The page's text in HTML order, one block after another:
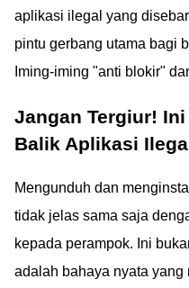
aplikasi ilegal yang
pintu gerbang utama bagi
Iming-iming "anti blokir"
Jangan Tergiur!
Balik Aplikasi
Mengunduh dan
tidak jelas sama saja
kepada perampok. Ini
adalah bahaya nyata yang